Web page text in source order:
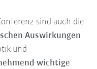
sind auch die
Auswirkungen
und
wichtige